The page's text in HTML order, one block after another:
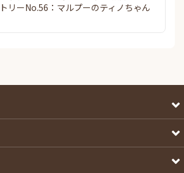
トリーNo.56：マルプーのティノちゃん